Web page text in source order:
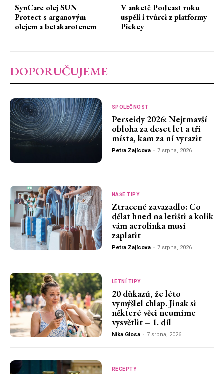
SynCare olej SUN
Protect s arganovým
olejem a betakarotenem
V anketě Podcast roku
uspěli i tvůrci z platformy
Pickey
DOPORUČUJEME
SPOLEČNOST
Perseidy 2026: Nejtmavší
obloha za deset let a tři
místa, kam za ní vyrazit
Petra Zajícova - 7 srpna, 2026
NAŠE TIPY
Ztracené zavazadlo: Co
dělat hned na letišti a kolik
vám aerolinka musí
zaplatit
Petra Zajícova - 7 srpna, 2026
LETNÍ TIPY
20 důkazů, že léto
vymýšlel chlap. Jinak si
některé věci neumíme
vysvětlit – 1. díl
Nika Glosa - 7 srpna, 2026
RECEPTY